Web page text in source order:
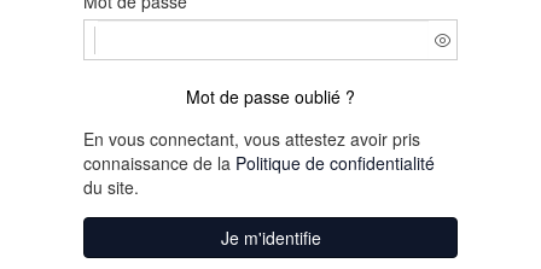
Mot de passe oublié ?
En vous connectant, vous attestez avoir pris
connaissance de la Politique de confidentialité
du site.
Je m'identifie